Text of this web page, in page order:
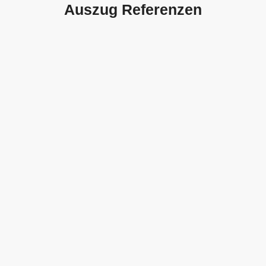
Auszug Referenzen